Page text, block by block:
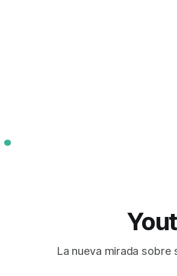
La nueva mirada sobre